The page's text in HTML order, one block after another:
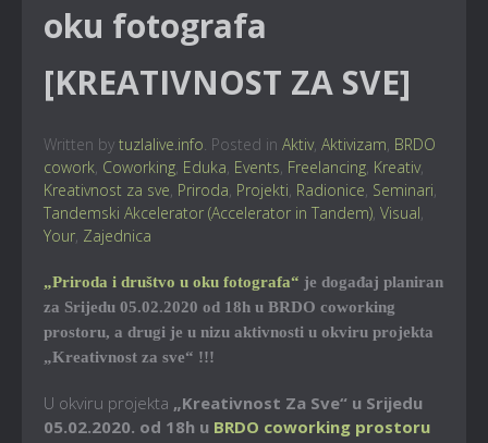
oku fotografa
[KREATIVNOST ZA SVE]
Written by tuzlalive.info. Posted in Aktiv, Aktivizam, BRDO
cowork, Coworking, Eduka, Events, Freelancing, Kreativ,
Kreativnost za sve, Priroda, Projekti, Radionice, Seminari,
Tandemski Akcelerator (Accelerator in Tandem), Visual,
Your, Zajednica
„Priroda i društvo u oku fotografa“ je događaj planiran
za Srijedu 05.02.2020 od 18h u BRDO coworking
prostoru, a drugi je u nizu aktivnosti u okviru projekta
„Kreativnost za sve“ !!!
U okviru projekta „Kreativnost Za Sve“ u Srijedu
05.02.2020. od 18h u BRDO coworking prostoru